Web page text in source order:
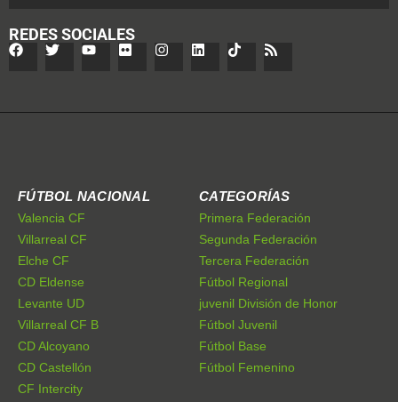
REDES SOCIALES
FÚTBOL NACIONAL
Valencia CF
Villarreal CF
Elche CF
CD Eldense
Levante UD
Villarreal CF B
CD Alcoyano
CD Castellón
CF Intercity
CATEGORÍAS
Primera Federación
Segunda Federación
Tercera Federación
Fútbol Regional
juvenil División de Honor
Fútbol Juvenil
Fútbol Base
Fútbol Femenino